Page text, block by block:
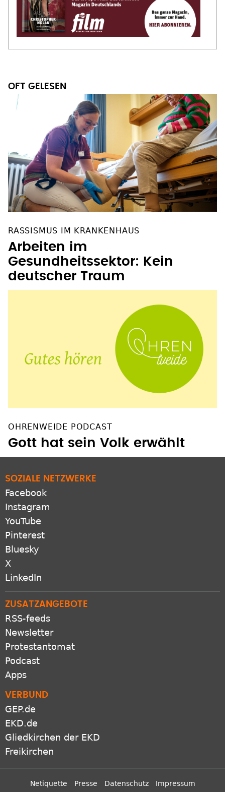
OFT GELESEN
RASSISMUS IM KRANKENHAUS
Arbeiten im
Gesundheitssektor: Kein
deutscher Traum
Gott hat sein Volk erwählt
SOZIALE NETZWERKE
Facebook
Pinterest
Bluesky
X
LinkedIn
ZUSATZANGEBOTE
RSS-feeds
Podcast
Apps
VERBUND
GEP.de
Freikirchen
Netiquette